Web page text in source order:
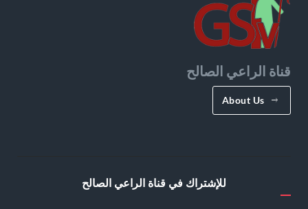
قناة الراعي الصالح
About Us
للإشتراك في قناة الراعي الصالح